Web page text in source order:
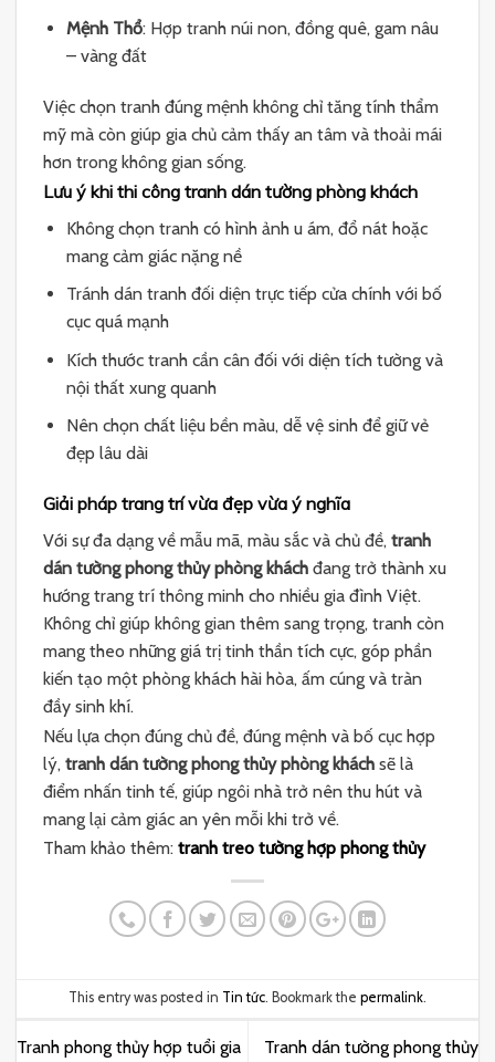
Mệnh Thổ: Hợp tranh núi non, đồng quê, gam nâu
– vàng đất
Việc chọn tranh đúng mệnh không chỉ tăng tính thẩm
mỹ mà còn giúp gia chủ cảm thấy an tâm và thoải mái
hơn trong không gian sống.
Lưu ý khi thi công tranh dán tường phòng khách
Không chọn tranh có hình ảnh u ám, đổ nát hoặc
mang cảm giác nặng nề
Tránh dán tranh đối diện trực tiếp cửa chính với bố
cục quá mạnh
Kích thước tranh cần cân đối với diện tích tường và
nội thất xung quanh
Nên chọn chất liệu bền màu, dễ vệ sinh để giữ vẻ
đẹp lâu dài
Giải pháp trang trí vừa đẹp vừa ý nghĩa
Với sự đa dạng về mẫu mã, màu sắc và chủ đề, tranh
dán tường phong thủy phòng khách đang trở thành xu
hướng trang trí thông minh cho nhiều gia đình Việt.
Không chỉ giúp không gian thêm sang trọng, tranh còn
mang theo những giá trị tinh thần tích cực, góp phần
kiến tạo một phòng khách hài hòa, ấm cúng và tràn
đầy sinh khí.
Nếu lựa chọn đúng chủ đề, đúng mệnh và bố cục hợp
lý, tranh dán tường phong thủy phòng khách sẽ là
điểm nhấn tinh tế, giúp ngôi nhà trở nên thu hút và
mang lại cảm giác an yên mỗi khi trở về.
Tham khảo thêm: tranh treo tường hợp phong thủy
This entry was posted in Tin tức. Bookmark the permalink.
Tranh phong thủy hợp tuổi gia
Tranh dán tường phong thủy